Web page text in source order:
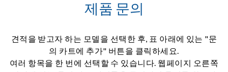
제품 문의
견적을 받고자 하는 모델을 선택한 후, 표 아래에 있는 "문
의 카트에 추가" 버튼을 클릭하세요.
여러 항목을 한 번에 선택할 수 있습니다. 웹페이지 오른쪽